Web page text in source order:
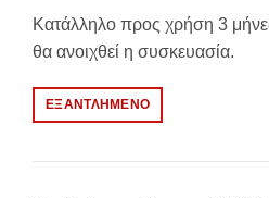
Κατάλληλο προς χρήση 3
θα ανοιχθεί η συσκευασία.
ΕΞΑΝΤΛΗΜΈΝΟ